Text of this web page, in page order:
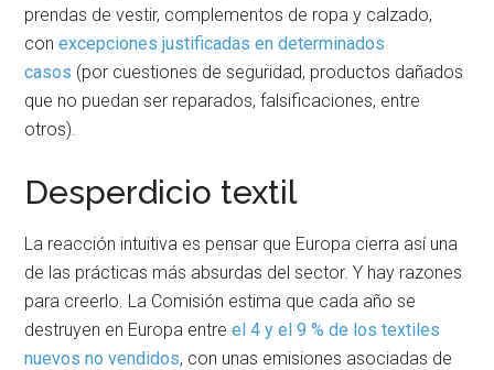
prendas de vestir, complementos de ropa y calzado,
conexcepciones justificadas en determinados
casos (por cuestiones de seguridad, productos dañados
que no puedan ser reparados, falsificaciones, entre
otros).
Desperdicio textil
La reacción intuitiva es pensar que Europa cierra así una
de las prácticas más absurdas del sector. Y hay razones
para creerlo. La Comisión estima que cada año se
destruyen en Europa entreel 4 y el 9 % de los textiles
nuevos no vendidos, con unas emisiones asociadas de